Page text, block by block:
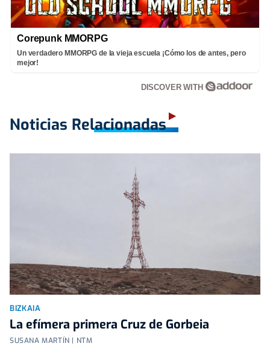
Corepunk MMORPG
Un verdadero MMORPG de la vieja escuela ¡Cómo los de antes, pero
mejor!
DISCOVER WITH
Noticias Relacionadas
BIZKAIA
La efímera primera Cruz de Gorbeia
SUSANA MARTÍN | NTM